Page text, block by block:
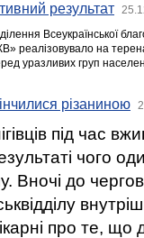
результат
Всеукраїнської
реалізовувало на
уразливих груп
різаниною
під час
чого
Вночі до
про те, що